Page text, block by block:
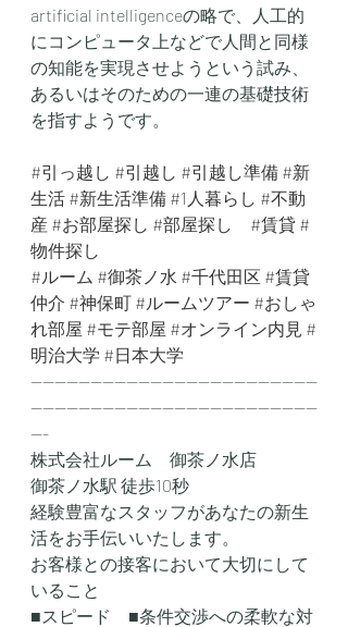
artificial intelligenceの略で、人工的
にコンピュータ上などで人間と同様
の知能を実現させようという試み、
あるいはそのための一連の基礎技術
を指すようです。
#引っ越し #引越し #引越し準備 #新
生活 #新生活準備 #1人暮らし #不動
産 #お部屋探し #部屋探し #賃貸 #
物件探し
#ルーム #御茶ノ水 #千代田区 #賃貸
仲介 #神保町 #ルームツアー #おしゃ
れ部屋 #モテ部屋 #オンライン内見 #
明治大学 #日本大学
------------------------------------------------
------------------------------------------------
---
株式会社ルーム　御茶ノ水店
御茶ノ水駅 徒歩10秒
経験豊富なスタッフがあなたの新生
活をお手伝いいたします。
お客様との接客において大切にして
いること
■スピード　■条件交渉への柔軟な対